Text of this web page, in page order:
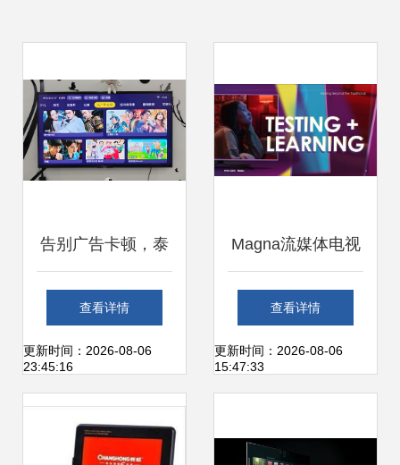
告别广告卡顿，泰
捷webox 60C电视
盒子重塑纯净影视
体验
查看详情
更新时间：2026-08-06
23:45:16
Magna流媒体电视
广告报告 电视新时
代的广告策略
查看详情
更新时间：2026-08-06
15:47:33